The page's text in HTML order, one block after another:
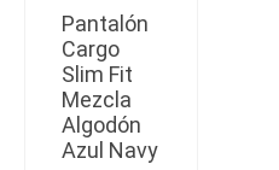
Pantalón
Cargo
Slim Fit
Mezcla
Algodón
Azul Navy